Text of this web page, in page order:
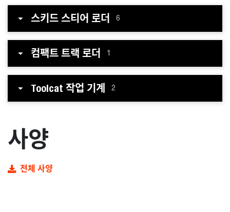
스키드 스티어 로더 6
컴팩트 트랙 로더 1
Toolcat 작업 기계 2
사양
전체 사양